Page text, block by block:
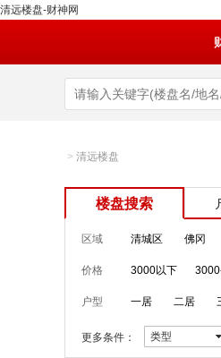
清远楼盘-财神网
> 清远楼盘
楼盘搜索
区域 清城区 佛冈
价格 3000以下
户型 一居 二居
更多条件： 类型